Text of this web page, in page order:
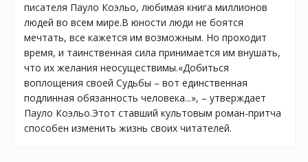
писателя Пауло Коэльо, любимая книга миллионов
людей во всем мире.В юности люди не боятся
мечтать, все кажется им возможным. Но проходит
время, и таинственная сила принимается им внушать,
что их желания неосуществимы.«Добиться
воплощения своей Судьбы – вот единственная
подлинная обязанность человека...», – утверждает
Пауло Коэльо.Этот ставший культовым роман-притча
способен изменить жизнь своих читателей.